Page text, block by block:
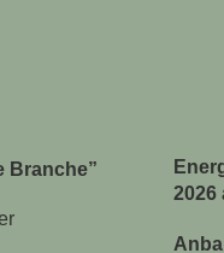
Branche”
2026